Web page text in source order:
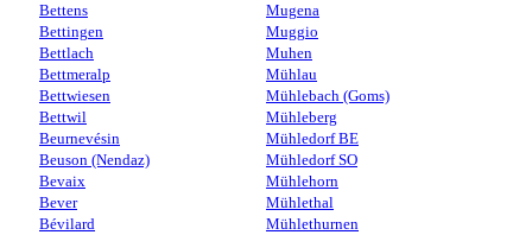
Bettens
Bettingen
Bettlach
Bettmeralp
Bettwiesen
Bettwil
Beurnevésin
Beuson (Nendaz)
Bevaix
Bever
Bévilard
Mugena
Muggio
Muhen
Mühlau
Mühlebach (Goms)
Mühleberg
Mühledorf BE
Mühledorf SO
Mühlehorn
Mühlethal
Mühlethurnen